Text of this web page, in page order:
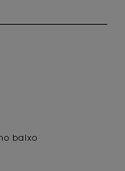
baixo